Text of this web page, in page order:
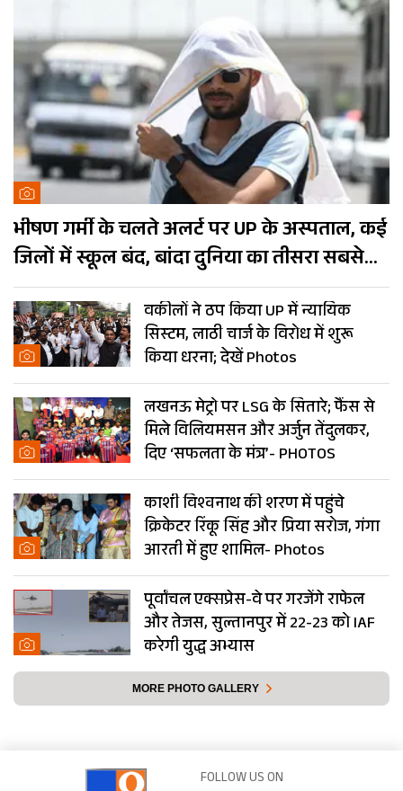
भीषण गर्मी के चलते अलर्ट पर UP के अस्पताल, कई
जिलों में स्कूल बंद, बांदा दुनिया का तीसरा सबसे
गर्म शहर
वकीलों ने ठप किया UP में न्यायिक
सिस्टम, लाठी चार्ज के विरोध में शुरू
किया धरना; देखें Photos
लखनऊ मेट्रो पर LSG के सितारे; फैंस से
मिले विलियमसन और अर्जुन तेंदुलकर,
दिए ‘सफलता के मंत्र’- PHOTOS
काशी विश्वनाथ की शरण में पहुंचे
क्रिकेटर रिंकू सिंह और प्रिया सरोज, गंगा
आरती में हुए शामिल- Photos
पूर्वांचल एक्सप्रेस-वे पर गरजेंगे राफेल
और तेजस, सुल्तानपुर में 22-23 को IAF
करेगी युद्ध अभ्यास
MORE PHOTO GALLERY
FOLLOW US ON